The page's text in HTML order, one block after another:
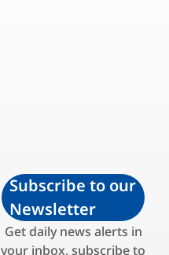
Subscribe to our
Newsletter
Get daily news alerts in
your inbox, subscribe to